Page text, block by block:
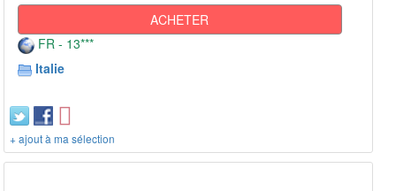
ACHETER
FR - 13***
Italie
+ ajout à ma sélection